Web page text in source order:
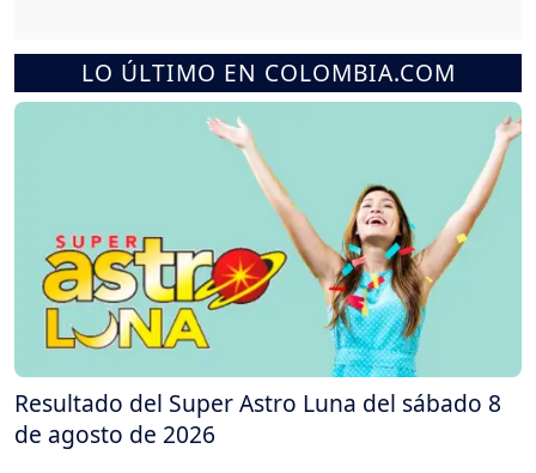
LO ÚLTIMO EN COLOMBIA.COM
Resultado del Super Astro Luna del sábado 8
de agosto de 2026